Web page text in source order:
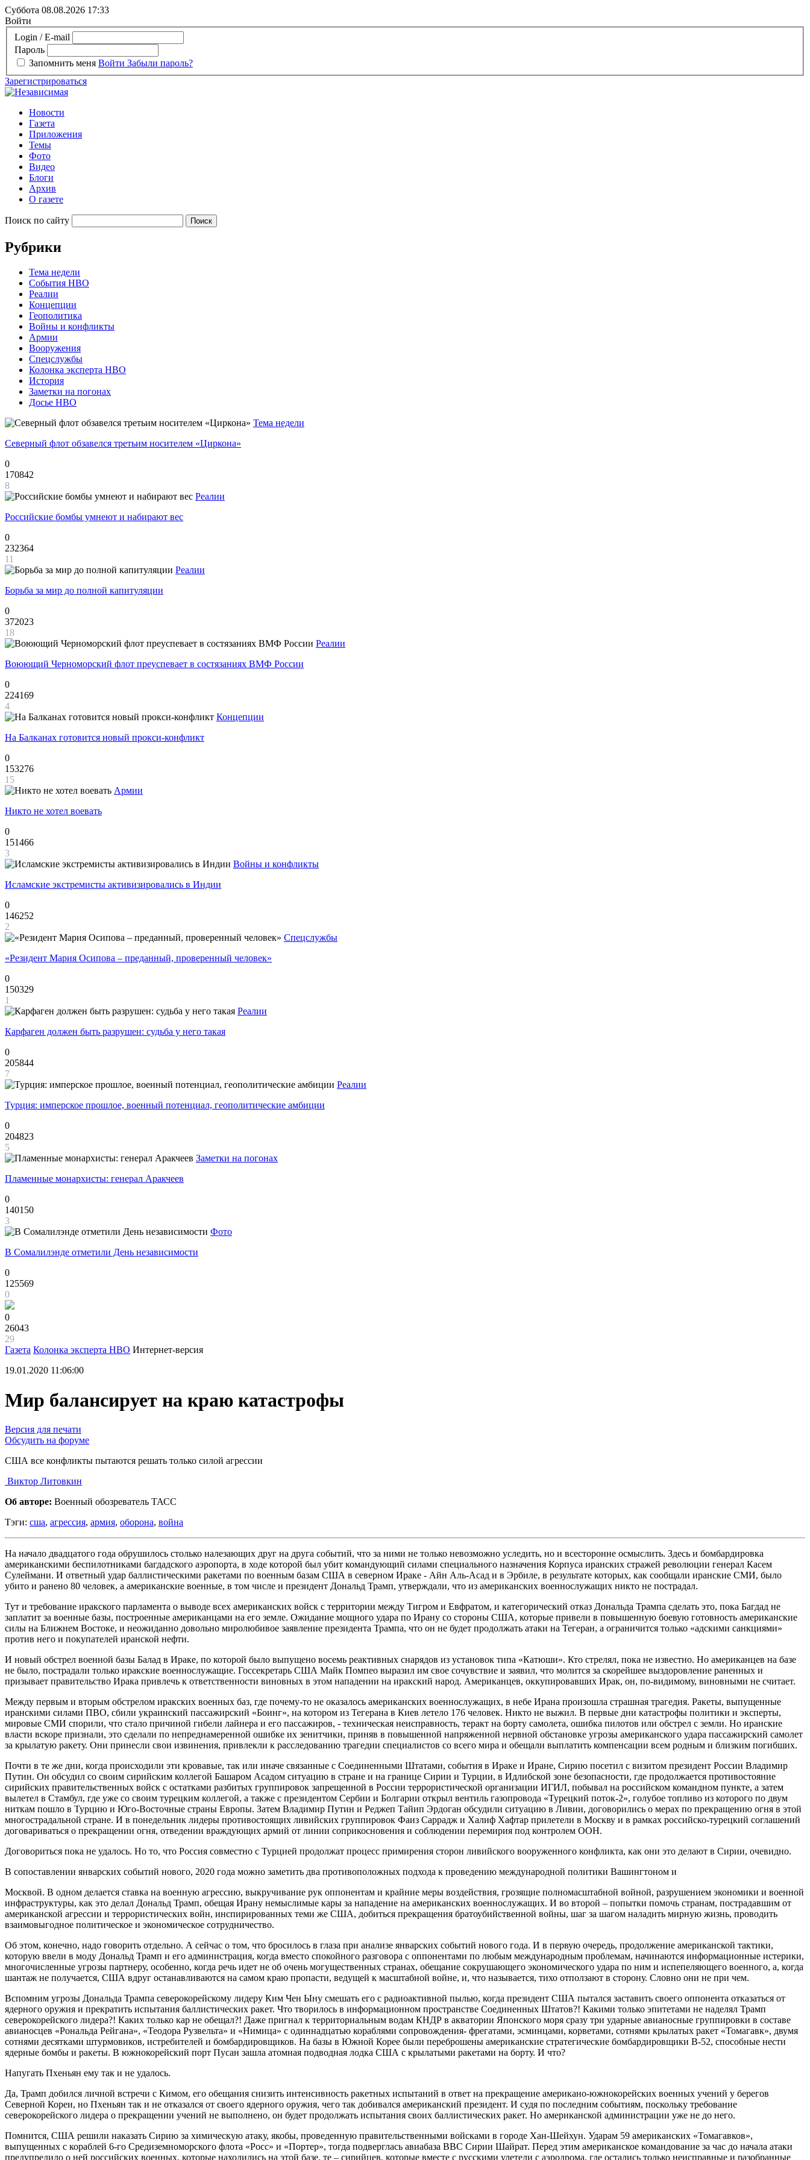
Суббота 08.08.2026 17:33
Войти
Login / E-mail
Пароль
Запомнить меня Войти Забыли пароль?
Зарегистрироваться
Новости
Газета
Приложения
Темы
Фото
Видео
Блоги
Архив
О газете
Поиск по сайту
Рубрики
Тема недели
События НВО
Реалии
Концепции
Геополитика
Войны и конфликты
Армии
Вооружения
Спецслужбы
Колонка эксперта НВО
История
Заметки на погонах
Досье НВО
Тема недели
Северный флот обзавелся третьим носителем «Циркона»
0
170842
8
Реалии
Российские бомбы умнеют и набирают вес
0
232364
11
Реалии
Борьба за мир до полной капитуляции
0
372023
18
Реалии
Воюющий Черноморский флот преуспевает в состязаниях ВМФ России
0
224169
4
Концепции
На Балканах готовится новый прокси-конфликт
0
153276
15
Армии
Никто не хотел воевать
0
151466
3
Войны и конфликты
Исламские экстремисты активизировались в Индии
0
146252
2
Спецслужбы
«Резидент Мария Осипова – преданный, проверенный человек»
0
150329
1
Реалии
Карфаген должен быть разрушен: судьба у него такая
0
205844
7
Реалии
Турция: имперское прошлое, военный потенциал, геополитические амбиции
0
204823
5
Заметки на погонах
Пламенные монархисты: генерал Аракчеев
0
140150
3
Фото
В Сомалилэнде отметили День независимости
0
125569
0
0
26043
29
Газета Колонка эксперта НВО Интернет-версия
19.01.2020 11:06:00
Мир балансирует на краю катастрофы
Версия для печати
Обсудить на форуме
США все конфликты пытаются решать только силой агрессии
Виктор Литовкин
Об авторе: Военный обозреватель ТАСС
Тэги: сша, агрессия, армия, оборона, война
На начало двадцатого года обрушилось столько налезающих друг на друга событий, что за ними не только невозможно уследить, но и всесторонне осмыслить. Здесь и бомбардировка
американскими беспилотниками багдадского аэропорта, в ходе которой был убит командующий силами специального назначения Корпуса иранских стражей революции генерал Касем
Сулеймани. И ответный удар баллистическими ракетами по военным базам США в северном Ираке - Айн Аль-Асад и в Эрбиле, в результате которых, как сообщали иранские СМИ, было
убито и ранено 80 человек, а американские военные, в том числе и президент Дональд Трамп, утверждали, что из американских военнослужащих никто не пострадал.
Тут и требование иракского парламента о выводе всех американских войск с территории между Тигром и Евфратом, и категорический отказ Дональда Трампа сделать это, пока Багдад не
заплатит за военные базы, построенные американцами на его земле. Ожидание мощного удара по Ирану со стороны США, которые привели в повышенную боевую готовность американские
силы на Ближнем Востоке, и неожиданно довольно миролюбивое заявление президента Трампа, что он не будет продолжать атаки на Тегеран, а ограничится только «адскими санкциями»
против него и покупателей иранской нефти.
И новый обстрел военной базы Балад в Ираке, по которой было выпущено восемь реактивных снарядов из установок типа «Катюши». Кто стрелял, пока не известно. Но американцев на базе
не было, пострадали только иракские военнослужащие. Госсекретарь США Майк Помпео выразил им свое сочувствие и заявил, что молится за скорейшее выздоровление раненных и
призывает правительство Ирака привлечь к ответственности виновных в этом нападении на иракский народ. Американцев, оккупировавших Ирак, он, по-видимому, виновными не считает.
Между первым и вторым обстрелом иракских военных баз, где почему-то не оказалось американских военнослужащих, в небе Ирана произошла страшная трагедия. Ракеты, выпущенные
иранскими силами ПВО, сбили украинский пассажирский «Боинг», на котором из Тегерана в Киев летело 176 человек. Никто не выжил. В первые дни катастрофы политики и эксперты,
мировые СМИ спорили, что стало причиной гибели лайнера и его пассажиров, - техническая неисправность, теракт на борту самолета, ошибка пилотов или обстрел с земли. Но иранские
власти вскоре признали, это сделали по непреднамеренной ошибке их зенитчики, приняв в повышенной напряженной нервной обстановке угрозы американского удара пассажирский самолет
за крылатую ракету. Они принесли свои извинения, привлекли к расследованию трагедии специалистов со всего мира и обещали выплатить компенсации всем родным и близким погибших.
Почти в те же дни, когда происходили эти кровавые, так или иначе связанные с Соединенными Штатами, события в Ираке и Иране, Сирию посетил с визитом президент России Владимир
Путин. Он обсудил со своим сирийским коллегой Башаром Асадом ситуацию в стране и на границе Сирии и Турции, в Идлибской зоне безопасности, где продолжается противостояние
сирийских правительственных войск с остатками разбитых группировок запрещенной в России террористической организации ИГИЛ, побывал на российском командном пункте, а затем
вылетел в Стамбул, где уже со своим турецким коллегой, а также с президентом Сербии и Болгарии открыл вентиль газопровода «Турецкий поток-2», голубое топливо из которого по двум
ниткам пошло в Турцию и Юго-Восточные страны Европы. Затем Владимир Путин и Реджеп Тайип Эрдоган обсудили ситуацию в Ливии, договорились о мерах по прекращению огня в этой
многострадальной стране. И в понедельник лидеры противостоящих ливийских группировок Фаиз Саррадж и Халиф Хафтар прилетели в Москву и в рамках российско-турецкий соглашений
договариваться о прекращении огня, отведении враждующих армий от линии соприкосновения и соблюдении перемирия под контролем ООН.
Договориться пока не удалось. Но то, что Россия совместно с Турцией продолжат процесс примирения сторон ливийского вооруженного конфликта, как они это делают в Сирии, очевидно.
В сопоставлении январских событий нового, 2020 года можно заметить два противоположных подхода к проведению международной политики Вашингтоном и
Москвой. В одном делается ставка на военную агрессию, выкручивание рук оппонентам и крайние меры воздействия, грозящие полномасштабной войной, разрушением экономики и военной
инфраструктуры, как это делал Дональд Трамп, обещая Ирану немыслимые кары за нападение на американских военнослужащих. И во второй – попытки помочь странам, пострадавшим от
американской агрессии и террористических войн, инспирированных теми же США, добиться прекращения братоубийственной войны, шаг за шагом наладить мирную жизнь, проводить
взаимовыгодное политическое и экономическое сотрудничество.
Об этом, конечно, надо говорить отдельно. А сейчас о том, что бросилось в глаза при анализе январских событий нового года. И в первую очередь, продолжение американской тактики,
которую ввели в моду Дональд Трамп и его администрация, когда вместо спокойного разговора с оппонентами по любым международным проблемам, начинаются информационные истерики,
многочисленные угрозы партнеру, особенно, когда речь идет не об очень могущественных странах, обещание сокрушающего экономического удара по ним и испепеляющего военного, а, когда
шантаж не получается, США вдруг останавливаются на самом краю пропасти, ведущей к масштабной войне, и, что называется, тихо отползают в сторону. Словно они не при чем.
Вспомним угрозы Дональда Трампа северокорейскому лидеру Ким Чен Ыну смешать его с радиоактивной пылью, когда президент США пытался заставить своего оппонента отказаться от
ядерного оружия и прекратить испытания баллистических ракет. Что творилось в информационном пространстве Соединенных Штатов?! Какими только эпитетами не наделял Трамп
северокорейского лидера?! Каких только кар не обещал?! Даже пригнал к территориальным водам КНДР в акватории Японского моря сразу три ударные авианосные группировки в составе
авианосцев «Рональда Рейгана», «Теодора Рузвельта» и «Нимица» с одиннадцатью кораблями сопровождения- фрегатами, эсминцами, корветами, сотнями крылатых ракет «Томагавк», двумя
сотнями десятками штурмовиков, истребителей и бомбардировщиков. На базы в Южной Корее были переброшены американские стратегические бомбардировщики В-52, способные нести
ядерные бомбы и ракеты. В южнокорейский порт Пусан зашла атомная подводная лодка США с крылатыми ракетами на борту. И что?
Напугать Пхеньян ему так и не удалось.
Да, Трамп добился личной встречи с Кимом, его обещания снизить интенсивность ракетных испытаний в ответ на прекращение американо-южнокорейских военных учений у берегов
Северной Кореи, но Пхеньян так и не отказался от своего ядерного оружия, чего так добивался американский президент. И судя по последним событиям, поскольку требование
северокорейского лидера о прекращении учений не выполнено, он будет продолжать испытания своих баллистических ракет. Но американской администрации уже не до него.
Помнится, США решили наказать Сирию за химическую атаку, якобы, проведенную правительственными войсками в городе Хан-Шейхун. Ударам 59 американских «Томагавков»,
выпущенных с кораблей 6-го Средиземноморского флота «Росс» и «Портер», тогда подверглась авиабаза ВВС Сирии Шайрат. Перед этим американское командование за час до начала атаки
предупредило о ней российских военных, которые находились на этой базе, те – сирийцев, которые вместе с русскими улетели с аэродрома, где остались только неисправные и разобранные